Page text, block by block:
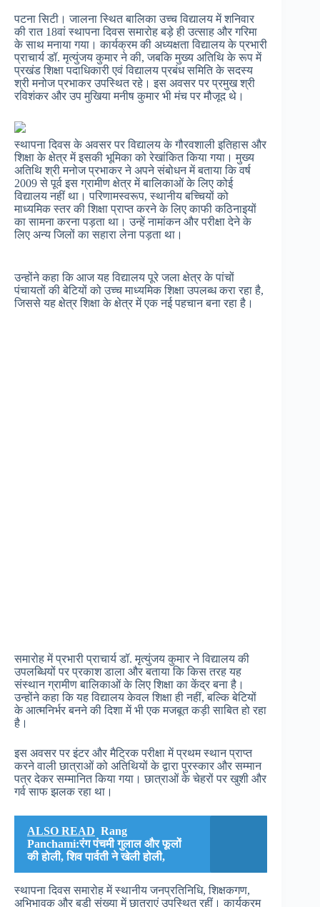
पटना सिटी। जालना स्थित बालिका उच्च विद्यालय में शनिवार
की रात 18वां स्थापना दिवस समारोह बड़े ही उत्साह और गरिमा
के साथ मनाया गया। कार्यक्रम की अध्यक्षता विद्यालय के प्रभारी
प्राचार्य डॉ. मृत्युंजय कुमार ने की, जबकि मुख्य अतिथि के रूप में
प्रखंड शिक्षा पदाधिकारी एवं विद्यालय प्रबंध समिति के सदस्य
श्री मनोज प्रभाकर उपस्थित रहे। इस अवसर पर प्रमुख श्री
रविशंकर और उप मुखिया मनीष कुमार भी मंच पर मौजूद थे।
स्थापना दिवस के अवसर पर विद्यालय के गौरवशाली इतिहास और
शिक्षा के क्षेत्र में इसकी भूमिका को रेखांकित किया गया। मुख्य
अतिथि श्री मनोज प्रभाकर ने अपने संबोधन में बताया कि वर्ष
2009 से पूर्व इस ग्रामीण क्षेत्र में बालिकाओं के लिए कोई
विद्यालय नहीं था। परिणामस्वरूप, स्थानीय बच्चियों को
माध्यमिक स्तर की शिक्षा प्राप्त करने के लिए काफी कठिनाइयों
का सामना करना पड़ता था। उन्हें नामांकन और परीक्षा देने के
लिए अन्य जिलों का सहारा लेना पड़ता था।
उन्होंने कहा कि आज यह विद्यालय पूरे जला क्षेत्र के पांचों
पंचायतों की बेटियों को उच्च माध्यमिक शिक्षा उपलब्ध करा रहा है,
जिससे यह क्षेत्र शिक्षा के क्षेत्र में एक नई पहचान बना रहा है।
समारोह में प्रभारी प्राचार्य डॉ. मृत्युंजय कुमार ने विद्यालय की
उपलब्धियों पर प्रकाश डाला और बताया कि किस तरह यह
संस्थान ग्रामीण बालिकाओं के लिए शिक्षा का केंद्र बना है।
उन्होंने कहा कि यह विद्यालय केवल शिक्षा ही नहीं, बल्कि बेटियों
के आत्मनिर्भर बनने की दिशा में भी एक मजबूत कड़ी साबित हो रहा
है।
इस अवसर पर इंटर और मैट्रिक परीक्षा में प्रथम स्थान प्राप्त
करने वाली छात्राओं को अतिथियों के द्वारा पुरस्कार और सम्मान
पत्र देकर सम्मानित किया गया। छात्राओं के चेहरों पर खुशी और
गर्व साफ झलक रहा था।
ALSO READ Rang
Panchami:रंग पंचमी गुलाल और फूलों
की होली, शिव पार्वती ने खेली होली,
स्थापना दिवस समारोह में स्थानीय जनप्रतिनिधि, शिक्षकगण,
अभिभावक और बड़ी संख्या में छात्राएं उपस्थित रहीं। कार्यक्रम